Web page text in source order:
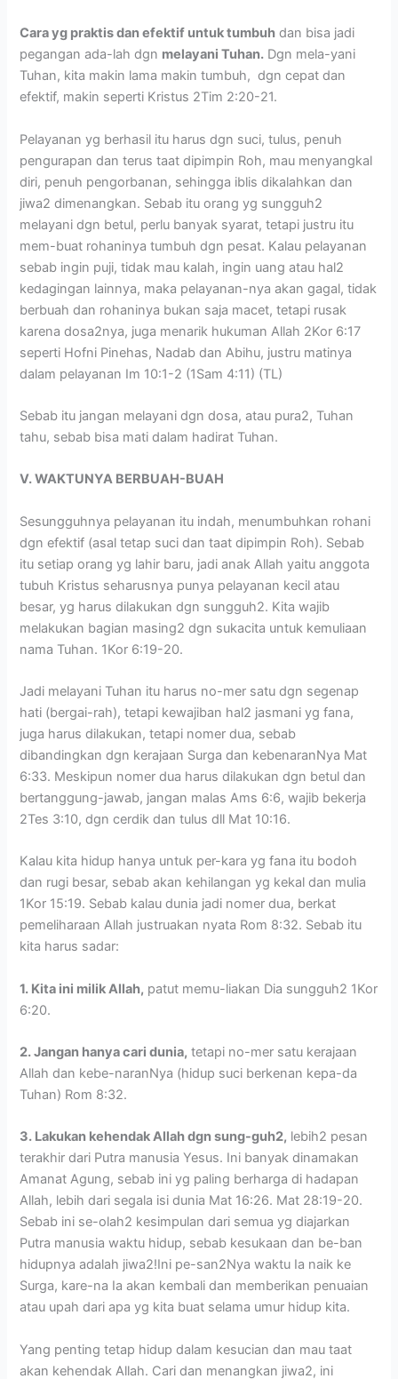
Cara yg praktis dan efektif untuk tumbuh dan bisa jadi
pegangan ada-lah dgn melayani Tuhan. Dgn mela-yani
Tuhan, kita makin lama makin tumbuh, dgn cepat dan
efektif, makin seperti Kristus 2Tim 2:20-21.
Pelayanan yg berhasil itu harus dgn suci, tulus, penuh
pengurapan dan terus taat dipimpin Roh, mau menyangkal
diri, penuh pengorbanan, sehingga iblis dikalahkan dan
jiwa2 dimenangkan. Sebab itu orang yg sungguh2
melayani dgn betul, perlu banyak syarat, tetapi justru itu
mem-buat rohaninya tumbuh dgn pesat. Kalau pelayanan
sebab ingin puji, tidak mau kalah, ingin uang atau hal2
kedagingan lainnya, maka pelayanan-nya akan gagal, tidak
berbuah dan rohaninya bukan saja macet, tetapi rusak
karena dosa2nya, juga menarik hukuman Allah 2Kor 6:17
seperti Hofni Pinehas, Nadab dan Abihu, justru matinya
dalam pelayanan Im 10:1-2 (1Sam 4:11) (TL)
Sebab itu jangan melayani dgn dosa, atau pura2, Tuhan
tahu, sebab bisa mati dalam hadirat Tuhan.
V. WAKTUNYA BERBUAH-BUAH
Sesungguhnya pelayanan itu indah, menumbuhkan rohani
dgn efektif (asal tetap suci dan taat dipimpin Roh). Sebab
itu setiap orang yg lahir baru, jadi anak Allah yaitu anggota
tubuh Kristus seharusnya punya pelayanan kecil atau
besar, yg harus dilakukan dgn sungguh2. Kita wajib
melakukan bagian masing2 dgn sukacita untuk kemuliaan
nama Tuhan. 1Kor 6:19-20.
Jadi melayani Tuhan itu harus no-mer satu dgn segenap
hati (bergai-rah), tetapi kewajiban hal2 jasmani yg fana,
juga harus dilakukan, tetapi nomer dua, sebab
dibandingkan dgn kerajaan Surga dan kebenaranNya Mat
6:33. Meskipun nomer dua harus dilakukan dgn betul dan
bertanggung-jawab, jangan malas Ams 6:6, wajib bekerja
2Tes 3:10, dgn cerdik dan tulus dll Mat 10:16.
Kalau kita hidup hanya untuk per-kara yg fana itu bodoh
dan rugi besar, sebab akan kehilangan yg kekal dan mulia
1Kor 15:19. Sebab kalau dunia jadi nomer dua, berkat
pemeliharaan Allah justruakan nyata Rom 8:32. Sebab itu
kita harus sadar:
1. Kita ini milik Allah, patut memu-liakan Dia sungguh2 1Kor
6:20.
2. Jangan hanya cari dunia, tetapi no-mer satu kerajaan
Allah dan kebe-naranNya (hidup suci berkenan kepa-da
Tuhan) Rom 8:32.
3. Lakukan kehendak Allah dgn sung-guh2, lebih2 pesan
terakhir dari Putra manusia Yesus. Ini banyak dinamakan
Amanat Agung, sebab ini yg paling berharga di hadapan
Allah, lebih dari segala isi dunia Mat 16:26. Mat 28:19-20.
Sebab ini se-olah2 kesimpulan dari semua yg diajarkan
Putra manusia waktu hidup, sebab kesukaan dan be-ban
hidupnya adalah jiwa2!Ini pe-san2Nya waktu Ia naik ke
Surga, kare-na Ia akan kembali dan memberikan penuaian
atau upah dari apa yg kita buat selama umur hidup kita.
Yang penting tetap hidup dalam kesucian dan mau taat
akan kehendak Allah. Cari dan menangkan jiwa2, ini